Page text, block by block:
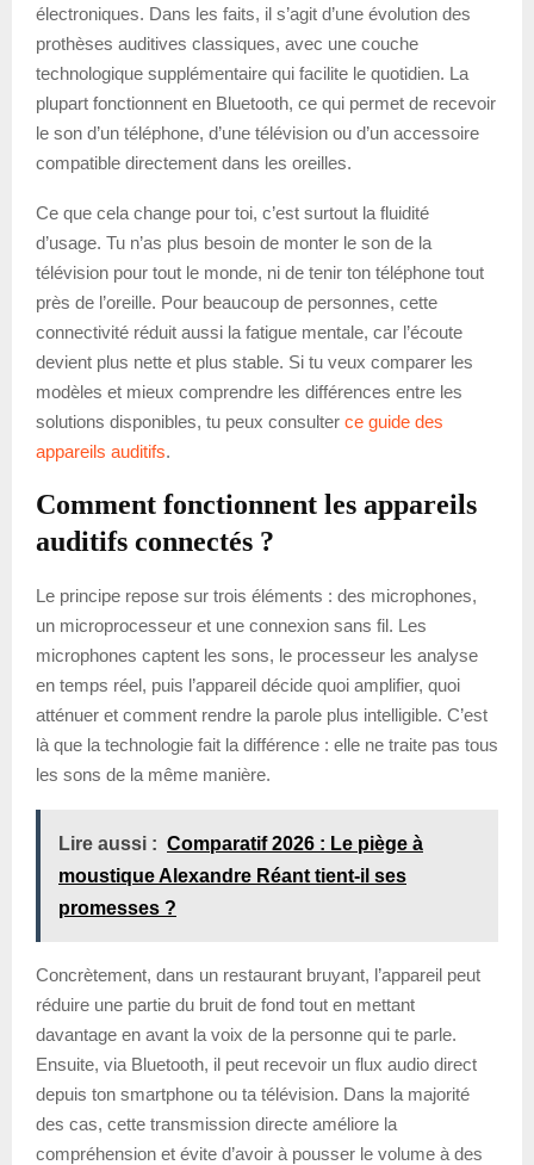
électroniques. Dans les faits, il s’agit d’une évolution des
prothèses auditives classiques, avec une couche
technologique supplémentaire qui facilite le quotidien. La
plupart fonctionnent en Bluetooth, ce qui permet de recevoir
le son d’un téléphone, d’une télévision ou d’un accessoire
compatible directement dans les oreilles.
Ce que cela change pour toi, c’est surtout la fluidité
d’usage. Tu n’as plus besoin de monter le son de la
télévision pour tout le monde, ni de tenir ton téléphone tout
près de l’oreille. Pour beaucoup de personnes, cette
connectivité réduit aussi la fatigue mentale, car l’écoute
devient plus nette et plus stable. Si tu veux comparer les
modèles et mieux comprendre les différences entre les
solutions disponibles, tu peux consulter ce guide des
appareils auditifs.
Comment fonctionnent les appareils
auditifs connectés ?
Le principe repose sur trois éléments : des microphones,
un microprocesseur et une connexion sans fil. Les
microphones captent les sons, le processeur les analyse
en temps réel, puis l’appareil décide quoi amplifier, quoi
atténuer et comment rendre la parole plus intelligible. C’est
là que la technologie fait la différence : elle ne traite pas tous
les sons de la même manière.
Lire aussi : Comparatif 2026 : Le piège à
moustique Alexandre Réant tient-il ses
promesses ?
Concrètement, dans un restaurant bruyant, l’appareil peut
réduire une partie du bruit de fond tout en mettant
davantage en avant la voix de la personne qui te parle.
Ensuite, via Bluetooth, il peut recevoir un flux audio direct
depuis ton smartphone ou ta télévision. Dans la majorité
des cas, cette transmission directe améliore la
compréhension et évite d’avoir à pousser le volume à des